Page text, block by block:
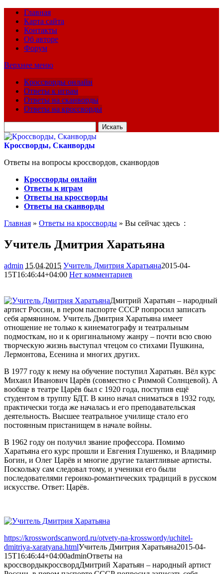
Главная
Карта сайта
Контакты
Об авторе
Форум
Верхнее меню
Кроссворды онлайн
Ответы к играм
Ответы на сканворды
Ответы на кроссворды
для:
Кроссворды, Сканворды
Ответы на вопросы кроссвордов, сканвордов
Кроссворды онлайн
Ответы к играм
Ответы на кроссворды
Ответы на сканворды
Главная » Ответы на кроссворды » Вы сейчас здесь :
Учитель Дмитрия Харатьяна
admin 15.04.2015 Учитель Дмитрия Харатьяна2015-04-
15T16:46:44+04:00 Нет комментариев
Дмитрий Харатьян – народный
артист России, в пером паспорте СССР попросил записать
себя армянином. Учитель Дмитрия Харатьяна имеет
отношение не только к кинематографу и театральным
подмосткам, но и к оригинальному жанру – почти всю свою
творческую жизнь выступал чтецом со стихами Пушкина,
Лермонтова, Есенина и многих других.
В 1977 году к нему на обучение поступил Харатьян. Вёл курс
Михаил Иванович Царёв (совместно с Риммой Солнцевой). А
вообще в театре Царёв был с 1920 года, поступив ещё
студентом в труппу БДТ. В кино начал сниматься в 1932 году,
практически тогда же началась и его преподавательская
деятельность. Высшее театральное училище стало его
постоянным пристанищем в начале войны.
В 1962 году он получил звание профессора. Помимо
Харатьяна его курс прошли и Евгения Глушенко, и Владимир
Богин, и Олег Царёв и многие другие талантливые артисты.
Поскольку сам следовал тому, и ученики его были
последователями героико-романтических традиций в русском
искусстве. Ответ: Царёв.
https://krosswordscanword.ru/otvety-na-krosswordy/uchitel-
dmitriya-xaratyana.htmlУчитель Дмитрия Харатьяна2015-04-
15T16:46:44+04:00adminОтветы на
кроссвордыкроссвордДмитрий Харатьян – народный артист